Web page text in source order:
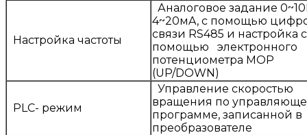
Настройка частоты
Аналоговое задание
4~20мA, с помощью
связи RS485 и настройка с
помощью электронного
потенциометра МОР
(UP/DOWN)
PLC- режим
Управление скоростью
вращения по
программе, записанной в
преобразователе